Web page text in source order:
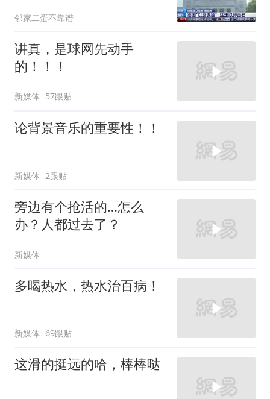
邻家二蛋不靠谱
讲真，是球网先动手
的！！！
新媒体 57跟贴
论背景音乐的重要性！！
新媒体 2跟贴
旁边有个抢活的…怎么
办？人都过去了？
新媒体
多喝热水，热水治百病！
新媒体 69跟贴
这滑的挺远的哈，棒棒哒